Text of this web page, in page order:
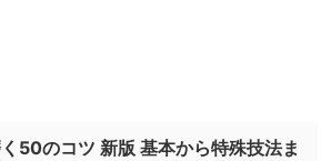
50のコツ 新版 基本から特殊技法ま